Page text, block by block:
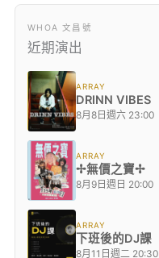
WHOA 文昌號
近期演出
ARRAY
DRINN VIBES
8月8日週六 23:00
ARRAY
✢無價之寶✢
8月9日週日 20:00
ARRAY
下班後的DJ課
8月11日週二 20:30